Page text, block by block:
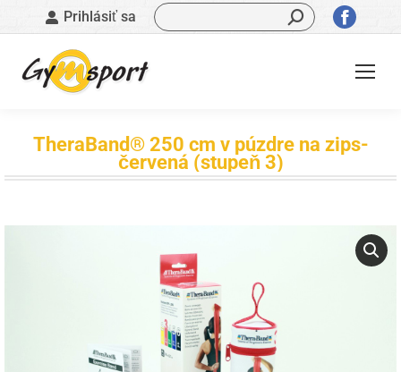
Prihlásiť sa Vyhľadávanie:
sa
otvorí
TheraBand® 250 cm v púzdre na zips-
červená (stupeň 3)